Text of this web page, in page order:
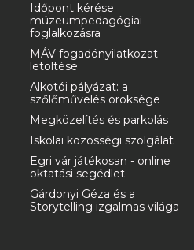
Időpont kérése
múzeumpedagógiai
foglalkozásra
MÁV fogadónyilatkozat
letöltése
Alkotói pályázat: a
szőlőművelés öröksége
Megközelítés és parkolás
Iskolai közösségi szolgálat
Egri vár játékosan - online
oktatási segédlet
Gárdonyi Géza és a
Storytelling izgalmas világa